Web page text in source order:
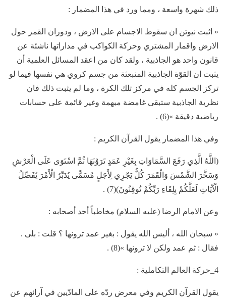
ذلك شهرة واسعة ، ومما ورد في هذا المضمار :
« اثبت نيوتن ان سقوط الاجسام على الارض ، ودوران القمر حول
الارض واقمار المشتري وحركة الكواكب في مداراتها ناشئة عن
قانون واحد هو الجاذبية ، ولقد كان من اعقد المسائل العلمية أن
يثبت ان القوّة الجاذبية المنبعثة من جسم كروي هي نفسها فيما لو
تركز الجسم كله في مركز تلك الكرة ، وما لم يثبت ذلك فان
نظرية الجاذبية ستبقى غامضة مبهمة وغير قائمة على حسابات
رياضية دقيقة »(6) .
وفي هذا المضمار يقول القرآن الكريم :
(اللَّهُ الَّذِي رَفَعَ السَّمَاوَاتِ بِغَيْرِ عَمَدٍ تَرَوْنَهَا ثُمَّ اسْتَوَى عَلَى الْعَرْشِ
وَسَخَّرَ الشَّمْسَ وَالْقَمَرَ كُلٌّ يَجْرِي لِأَجَلٍ مُسَمًّى يُدَبِّرُ الْأَمْرَ يُفَصِّلُ
الْآَيَاتِ لَعَلَّكُمْ بِلِقَاءِ رَبِّكُمْ تُوقِنُونَ)(7) .
وعن الامام الرضا (عليه السلام) مخاطباً أحد أصحابه :
« سبحان الله ، أليس الله يقول : بغير عمد ترونها ؟ قلت : بلى .
فقال : ثم عمد ولكن لا ترونها »(8) .
4_حركة العالم التكاملية :
يقول القرآن الكريم وفي معرض ردّه على المادّيين في آرائهم عن